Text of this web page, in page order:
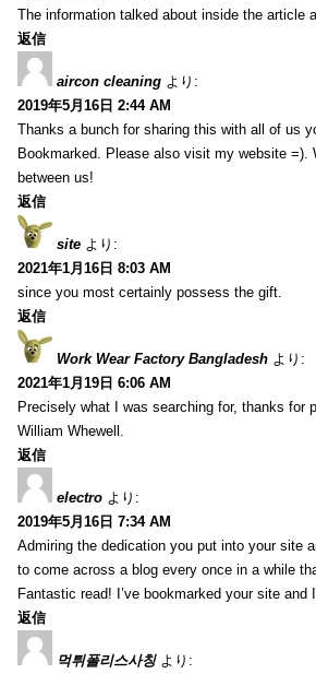
The information talked about inside the article
返信
aircon cleaning より:
2019年5月16日 2:44 AM
Thanks a bunch for sharing this with all of us
Bookmarked. Please also visit my website =).
between us!
返信
site より:
2021年1月16日 8:03 AM
since you most certainly possess the gift.
返信
Work Wear Factory Bangladesh より:
2021年1月19日 6:06 AM
Precisely what I was searching for, thanks
William Whewell.
返信
electro より:
2019年5月16日 7:34 AM
Admiring the dedication you put into your site
to come across a blog every once in a while
Fantastic read! I’ve bookmarked your site
返信
먹튀폴리스사칭 より: